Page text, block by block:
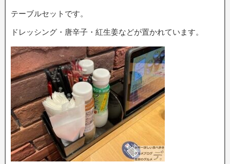
テーブルセットです。
ドレッシング・唐辛子・紅生姜などが置かれています。